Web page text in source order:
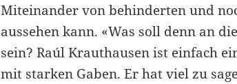
Miteinander von behinderten und
aussehen kann. «Was soll denn an
sein? Raúl Krauthausen ist einfach
mit starken Gaben. Er hat viel zu